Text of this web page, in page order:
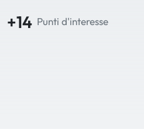
+14 Punti d'interesse